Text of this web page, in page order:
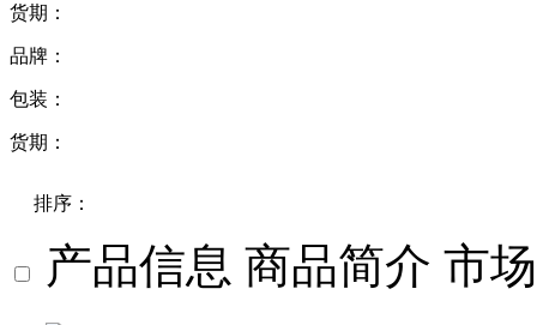
货期：
品牌：
Alfa
TCI
Acros
包装：
(c)10g
(c)1g
货期：
排序：
默认
产品信息 商品简介 市